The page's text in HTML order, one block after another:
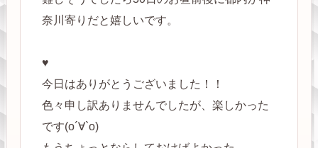
奈川寄りだと嬉しいです。
♥
今日はありがとうございました！！
色々申し訳ありませんでしたが、楽しかった
です(о´∀`о)